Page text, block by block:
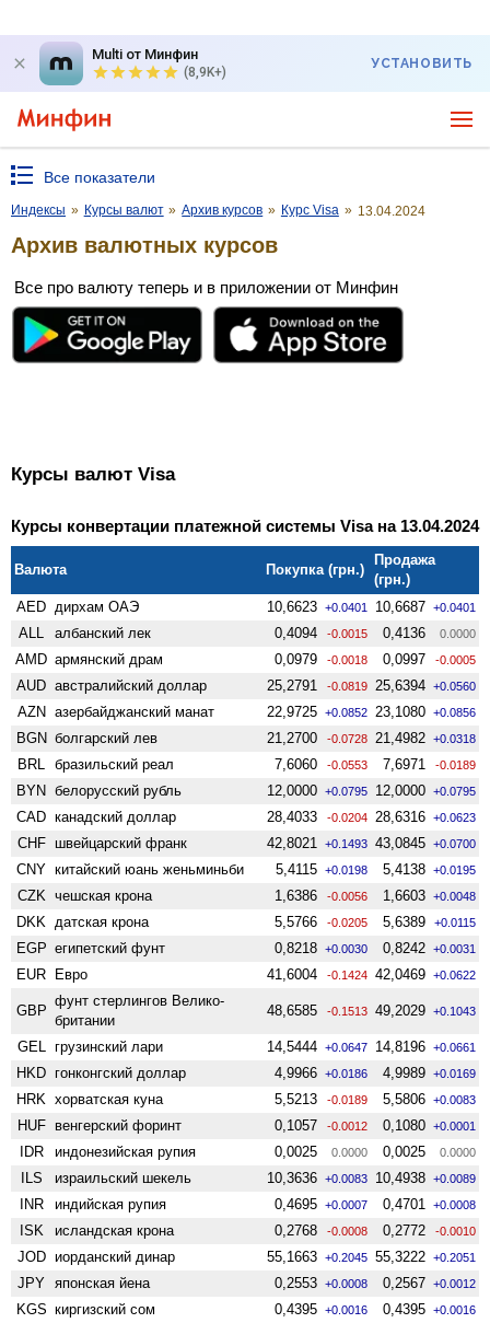
Multi от Минфин
(8,9K+)
УСТАНОВИТЬ
Все показатели
Индексы » Курсы валют » Архив курсов » Курс Visa » 13.04.2024
Архив валютных курсов
Все про валюту теперь и в приложении от Минфин
Курсы валют Visa
Курсы конвертации платежной системы Visa на 13.04.2024
Валюта Покупка (грн.)
Продажа
(грн.)
AED дирхам ОАЭ 10,6623 +0.0401 10,6687 +0.0401
ALL албанский лек 0,4094 -0.0015 0,4136 0.0000
AMD армянский драм 0,0979 -0.0018 0,0997 -0.0005
AUD австралийский доллар 25,2791 -0.0819 25,6394 +0.0560
AZN азербайджанский манат 22,9725 +0.0852 23,1080 +0.0856
BGN болгарский лев 21,2700 -0.0728 21,4982 +0.0318
BRL бразильский реал 7,6060 -0.0553 7,6971 -0.0189
BYN белорусский рубль 12,0000 +0.0795 12,0000 +0.0795
CAD канадский доллар 28,4033 -0.0204 28,6316 +0.0623
CHF швейцарский франк 42,8021 +0.1493 43,0845 +0.0700
CNY китайский юань женьминьби 5,4115 +0.0198 5,4138 +0.0195
CZK чешская крона 1,6386 -0.0056 1,6603 +0.0048
DKK датская крона 5,5766 -0.0205 5,6389 +0.0115
EGP египетский фунт 0,8218 +0.0030 0,8242 +0.0031
EUR Евро 41,6004 -0.1424 42,0469 +0.0622
GBP
фунт стерлингов Велико­
британии
48,6585 -0.1513 49,2029 +0.1043
GEL грузинский лари 14,5444 +0.0647 14,8196 +0.0661
HKD гонконгский доллар 4,9966 +0.0186 4,9989 +0.0169
HRK хорватская куна 5,5213 -0.0189 5,5806 +0.0083
HUF венгерский форинт 0,1057 -0.0012 0,1080 +0.0001
IDR индонезийская рупия 0,0025 0.0000 0,0025 0.0000
ILS израильский шекель 10,3636 +0.0083 10,4938 +0.0089
INR индийская рупия 0,4695 +0.0007 0,4701 +0.0008
ISK исландская крона 0,2768 -0.0008 0,2772 -0.0010
JOD иорданский динар 55,1663 +0.2045 55,3222 +0.2051
JPY японская йена 0,2553 +0.0008 0,2567 +0.0012
KGS киргизский сом 0,4395 +0.0016 0,4395 +0.0016